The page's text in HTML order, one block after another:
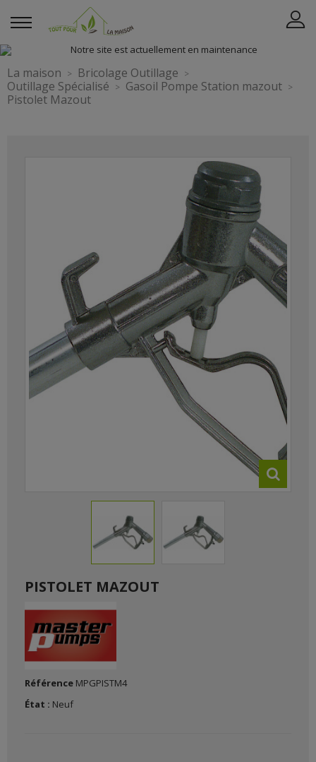
La maison
Bricolage Outillage
Outillage Spécialisé
Gasoil Pompe Station mazout
Pistolet Mazout
PISTOLET MAZOUT
Référence MPGPISTM4
État : Neuf